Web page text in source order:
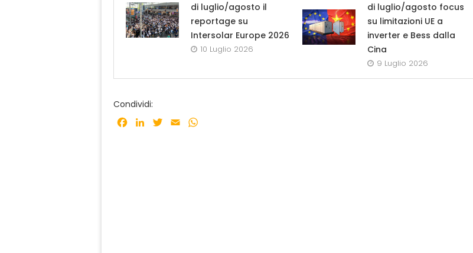
di luglio/agosto il
reportage su
Intersolar Europe 2026
10 Luglio 2026
di luglio/agosto focus
su limitazioni UE a
inverter e Bess dalla
Cina
9 Luglio 2026
Condividi:
Facebook
LinkedInTwitter
Email